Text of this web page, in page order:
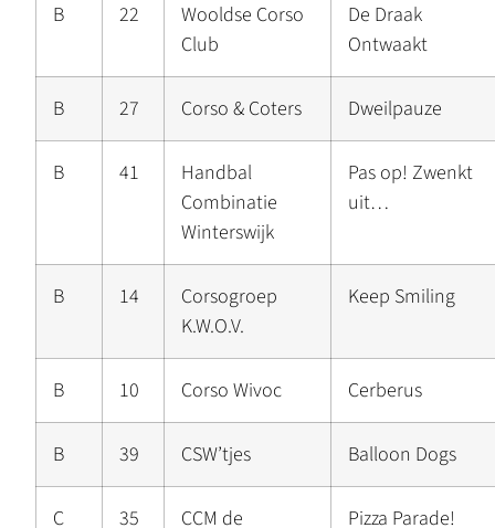
B 22
Wooldse Corso
Club
De Draak
Ontwaakt
B 27 Corso & Coters Dweilpauze
B 41
Handbal
Combinatie
Winterswijk
Pas op! Zwenkt
uit…
B 14
Corsogroep
K.W.O.V.
Keep Smiling
B 10 Corso Wivoc Cerberus
B 39 CSW’tjes Balloon Dogs
C 35
CCM de
Pizza Parade!